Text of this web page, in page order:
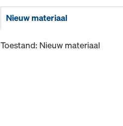
Nieuw materiaal
Toestand: Nieuw materiaal